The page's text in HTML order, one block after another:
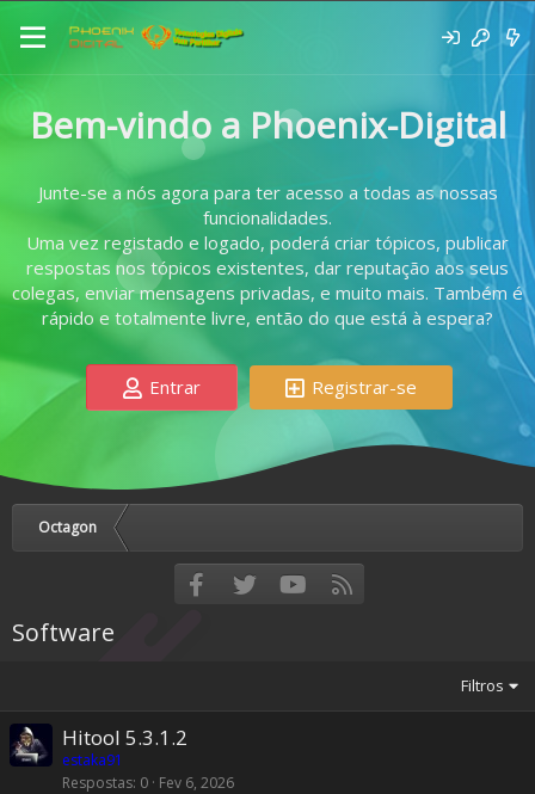
Bem-vindo a Phoenix-Digital
Junte-se a nós agora para ter acesso a todas as nossas
funcionalidades.
Uma vez registado e logado, poderá criar tópicos, publicar
respostas nos tópicos existentes, dar reputação aos seus
colegas, enviar mensagens privadas, e muito mais. Também é
rápido e totalmente livre, então do que está à espera?
Entrar Registrar-se
Octagon
FacebookTwitter youtube
Software
Filtros
Hitool 5.3.1.2
estaka91
Respostas 0 Fev 6, 2026